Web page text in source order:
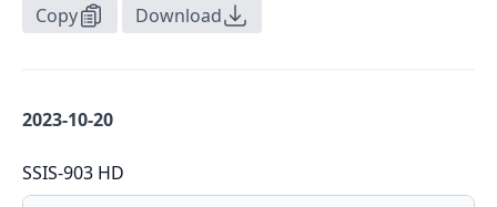
Copy Download
2023-10-20
SSIS-903 HD